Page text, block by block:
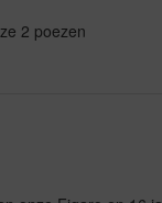
2 poezen